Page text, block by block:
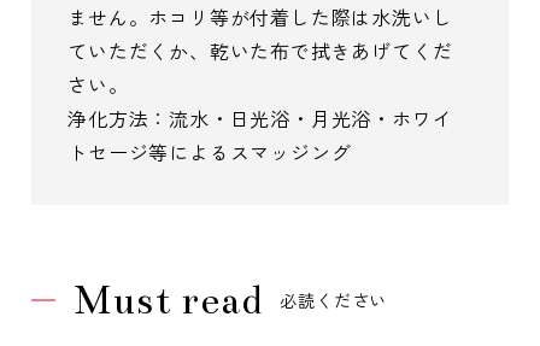
ません。ホコリ等が付着した際は水洗いし
ていただくか、乾いた布で拭きあげてくだ
さい。
浄化方法：流水・日光浴・月光浴・ホワイ
トセージ等によるスマッジング
Must read 必読ください